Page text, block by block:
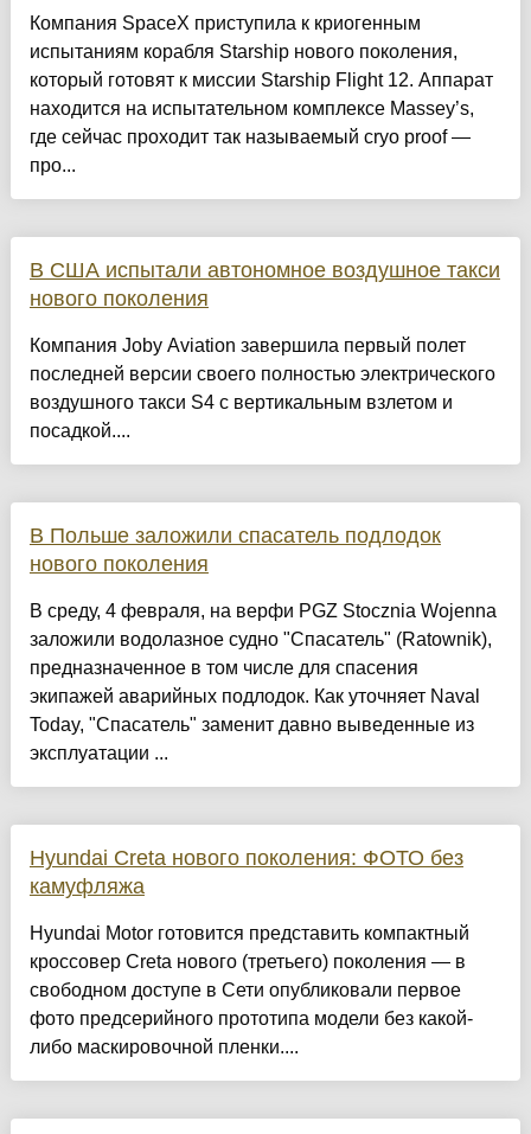
Компания SpaceX приступила к криогенным
испытаниям корабля Starship нового поколения,
который готовят к миссии Starship Flight 12. Аппарат
находится на испытательном комплексе Massey’s,
где сейчас проходит так называемый cryo proof —
про...
В США испытали автономное воздушное такси
нового поколения
Компания Joby Aviation завершила первый полет
последней версии своего полностью электрического
воздушного такси S4 с вертикальным взлетом и
посадкой....
В Польше заложили спасатель подлодок
нового поколения
В среду, 4 февраля, на верфи PGZ Stocznia Wojenna
заложили водолазное судно "Спасатель" (Ratownik),
предназначенное в том числе для спасения
экипажей аварийных подлодок. Как уточняет Naval
Today, "Спасатель" заменит давно выведенные из
эксплуатации ...
Hyundai Creta нового поколения: ФОТО без
камуфляжа
Hyundai Motor готовится представить компактный
кроссовер Creta нового (третьего) поколения — в
свободном доступе в Сети опубликовали первое
фото предсерийного прототипа модели без какой-
либо маскировочной пленки....